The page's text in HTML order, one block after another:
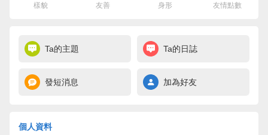
樣貌 友善 身形 友情點數
Ta的主題 Ta的日誌
發短消息 加為好友
個人資料